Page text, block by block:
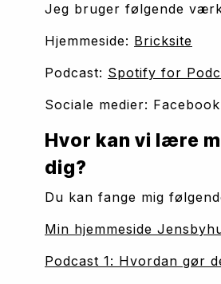
Jeg bruger følgende
Hjemmeside: Bricksite
Podcast: Spotify for
Sociale medier:
Hvor kan vi lære
dig?
Du kan fange mig
Min hjemmeside
Podcast 1: Hvordan gør